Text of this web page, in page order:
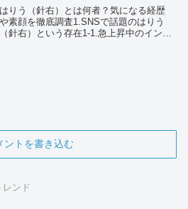
はりう（針右）とは何者？気になる経歴
や素顔を徹底調査1.SNSで話題のはりう
（針右）という存在1-1.急上昇中のインフ
ントを書き込む
ンド